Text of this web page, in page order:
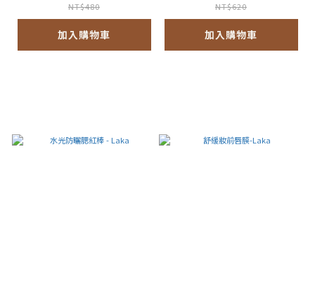
NT$480
加入購物車
NT$620
加入購物車